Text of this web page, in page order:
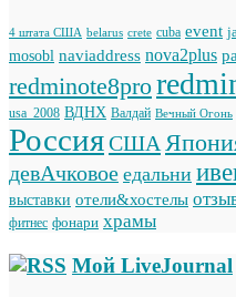
4 штата США belarus crete cuba event
mosobl naviaddress nova2plus
redminote8pro
usa_2008 ВДНХ Валдай Вечный Огонь
РоссияСША
девАчковое едальни
выставки отели&хостелы
фитнес фонари храмы
Мой LiveJournal